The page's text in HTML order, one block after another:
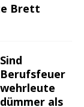
Brett
Sind
Berufsfeuer
wehrleute
dümmer als